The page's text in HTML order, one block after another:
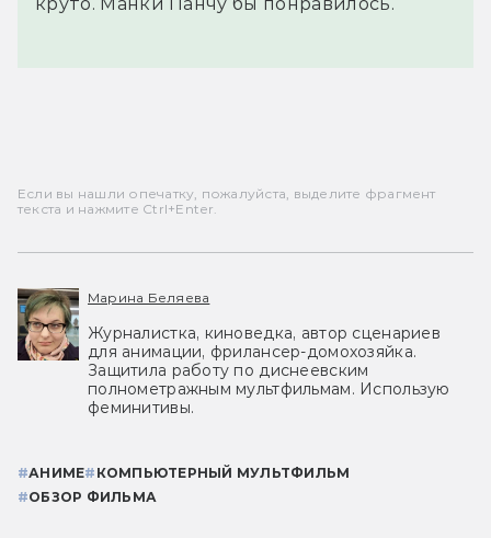
круто. Манки Панчу бы понравилось.
Если вы нашли опечатку, пожалуйста, выделите фрагмент
текста и нажмите Ctrl+Enter.
Марина Беляева
Журналистка, киноведка, автор сценариев
для анимации, фрилансер-домохозяйка.
Защитила работу по диснеевским
полнометражным мультфильмам. Использую
феминитивы.
#АНИМЕ# КОМПЬЮТЕРНЫЙ МУЛЬТФИЛЬМ
#ОБЗОР ФИЛЬМА